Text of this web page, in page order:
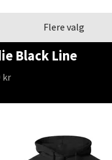
Flere valg
Black Line
kr